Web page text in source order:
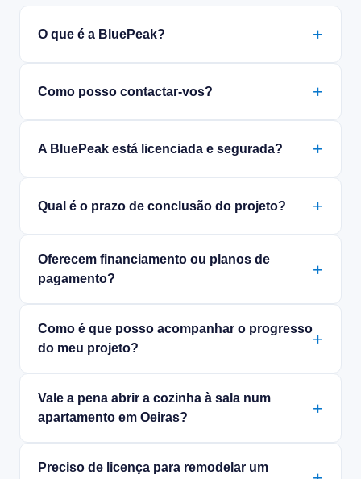
O que é a BluePeak?
Como posso contactar-vos?
A BluePeak está licenciada e segurada?
Qual é o prazo de conclusão do projeto?
Oferecem financiamento ou planos de
pagamento?
Como é que posso acompanhar o progresso
do meu projeto?
Vale a pena abrir a cozinha à sala num
apartamento em Oeiras?
Preciso de licença para remodelar um